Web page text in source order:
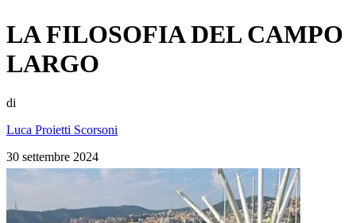
LA FILOSOFIA DEL CAMPO
LARGO
di
Luca Proietti Scorsoni
30 settembre 2024